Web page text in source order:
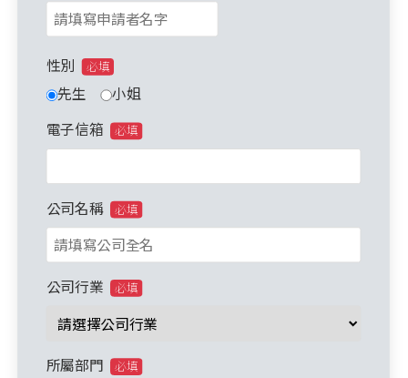
性別 必填
先生 小姐
電子信箱 必填
公司名稱 必填
公司行業 必填
所屬部門 必填